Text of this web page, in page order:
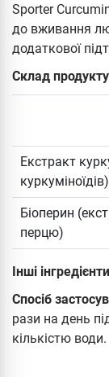
Sporter
до вживання
додаткової
Склад продукту
Екстракт
куркуміноїдів)
Біоперин
перцю)
Інші
Спосіб
рази на день
кількістю води.